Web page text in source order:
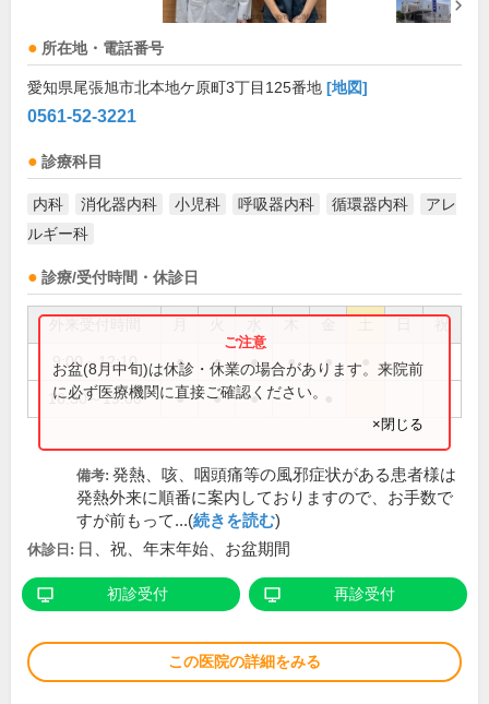
所在地・電話番号
愛知県尾張旭市北本地ケ原町3丁目125番地 [地図]
0561-52-3221
診療科目
内科 消化器内科 小児科 呼吸器内科 循環器内科
アレ
ルギー科
診療/受付時間・休診日
祝
9:00～12:10 ● ● ● ● ●
16:30～19:00 ● ● ●
お盆(8月中旬)は休診・休業の場合があります。来院前
に必ず医療機関に直接ご確認ください。
×閉じる
備考: 発熱、咳、咽頭痛等の風邪症状がある患者様は
発熱外来に順番に案内しておりますので、お手数で
すが前もって...(続きを読む)
休診日: 日、祝、年末年始、お盆期間
初診受付 再診受付
この医院の詳細をみる